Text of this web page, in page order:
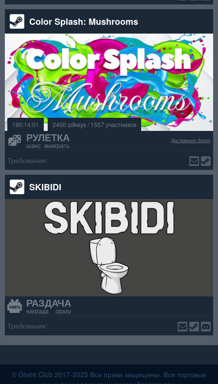
Color Splash: Mushrooms
190:14:01 2400 cdkeys / 1557 участников
РУЛЕТКА
шанс выиграть
Достижения Steam
Требования:
SKIBIDI
РАЗДАЧА
награда сразу
Требования:
© Givee.Club 2017-2025 Все права защищены. Все торговые